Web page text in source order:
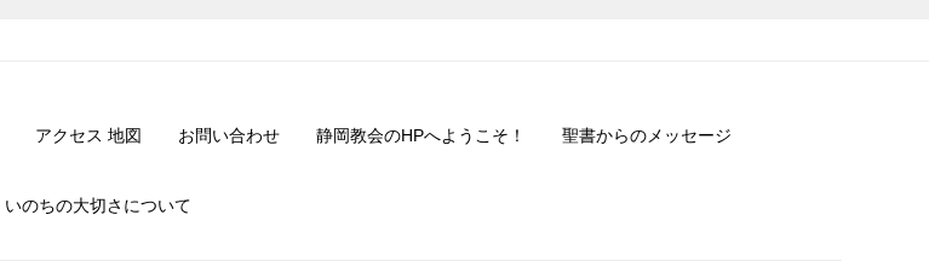
アクセス 地図 お問い合わせ 静岡教会のHPへようこそ！ 聖書からのメッセージ
いのちの大切さについて